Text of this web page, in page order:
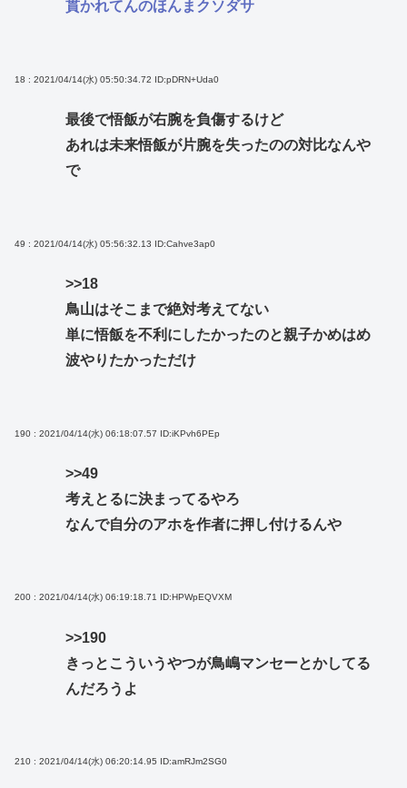
貫かれてんのほんまクソダサ
18 : 2021/04/14(水) 05:50:34.72 ID:pDRN+Uda0
最後で悟飯が右腕を負傷するけど
あれは未来悟飯が片腕を失ったのの対比なんや
で
49 : 2021/04/14(水) 05:56:32.13 ID:Cahve3ap0
>>18
鳥山はそこまで絶対考えてない
単に悟飯を不利にしたかったのと親子かめはめ
波やりたかっただけ
190 : 2021/04/14(水) 06:18:07.57 ID:iKPvh6PEp
>>49
考えとるに決まってるやろ
なんで自分のアホを作者に押し付けるんや
200 : 2021/04/14(水) 06:19:18.71 ID:HPWpEQVXM
>>190
きっとこういうやつが鳥嶋マンセーとかしてる
んだろうよ
210 : 2021/04/14(水) 06:20:14.95 ID:amRJm2SG0